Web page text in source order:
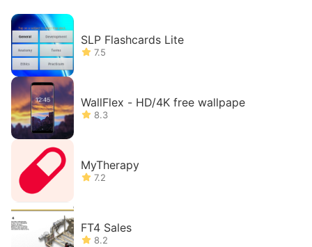
SLP Flashcards Lite
7.5
WallFlex - HD/4K free wallpape
8.3
MyTherapy
7.2
FT4 Sales
8.2